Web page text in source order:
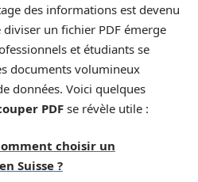
des informations est devenu
un fichier PDF émerge
et étudiants se
documents volumineux
données. Voici quelques
PDFse révèle utile :
choisir un
Suisse ?